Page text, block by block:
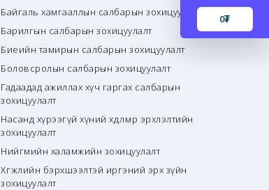
Байгаль хамгааллын салбарын зохицуулалт
Барилгын салбарын зохицуулалт
Биеийн тамирын салбарын зохицуулалт
Боловсролын салбарын зохицуулалт
Гадаадад ажиллах хүч гаргах салбарын
зохицуулалт
Насанд хүрээгүй хүний хөдөлмөр эрхлэлтийн
зохицуулалт
Нийгмийн халамжийн зохицуулалт
Хөгжлийн бэрхшээлтэй иргэний эрх зүйн
зохицуулалт
0₮